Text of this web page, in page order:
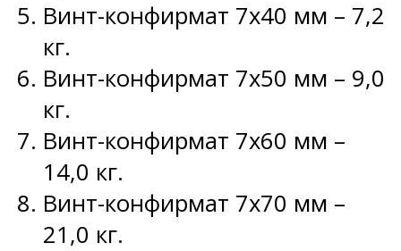
Винт-конфирмат 7х40 мм – 7,2
кг.
Винт-конфирмат 7х50 мм – 9,0
кг.
Винт-конфирмат 7х60 мм –
14,0 кг.
Винт-конфирмат 7х70 мм –
21,0 кг.